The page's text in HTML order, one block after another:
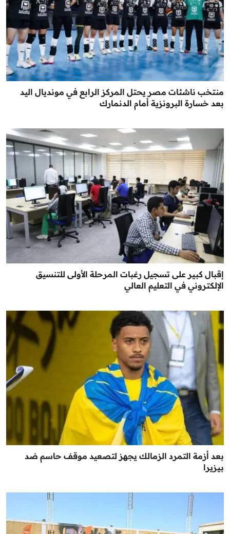
منتخب ناشئات مصر يحتل المركز الرابع في مونديال اليد
بعد خسارة البرونزية أمام الدنمارك
إقبال كبير على تسجيل رغبات المرحلة الأولى للتنسيق
الإلكتروني في التعليم العالي
بعد أزمة التمرد الزمالك يجهز لتصعيد موقف حاسم ضد
بيزيرا